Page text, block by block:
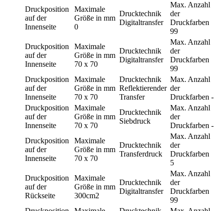
Druckposition
auf der
Innenseite
Maximale
Größe in mm
0
Drucktechnik
Digitaltransfer
Max. Anzahl
der
Druckfarben
99
Druckposition
auf der
Innenseite
Maximale
Größe in mm
70 x 70
Drucktechnik
Digitaltransfer
Max. Anzahl
der
Druckfarben
99
Druckposition
auf der
Innenseite
Maximale
Größe in mm
70 x 70
Drucktechnik
Reflektierender
Transfer
Max. Anzahl
der
Druckfarben -
Druckposition
auf der
Innenseite
Maximale
Größe in mm
70 x 70
Drucktechnik
Siebdruck
Max. Anzahl
der
Druckfarben -
Druckposition
auf der
Innenseite
Maximale
Größe in mm
70 x 70
Drucktechnik
Transferdruck
Max. Anzahl
der
Druckfarben
5
Druckposition
auf der
Rückseite
Maximale
Größe in mm
300cm2
Drucktechnik
Digitaltransfer
Max. Anzahl
der
Druckfarben
99